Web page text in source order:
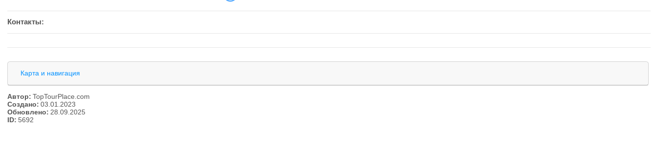
Контакты:
Карта и навигация
Автор: TopTourPlace.com
Создано: 03.01.2023
Обновлено: 28.09.2025
ID: 5692